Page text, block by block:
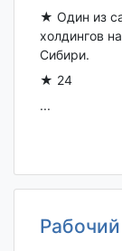
★ Один из
холдингов
Сибири.
★ 24
...